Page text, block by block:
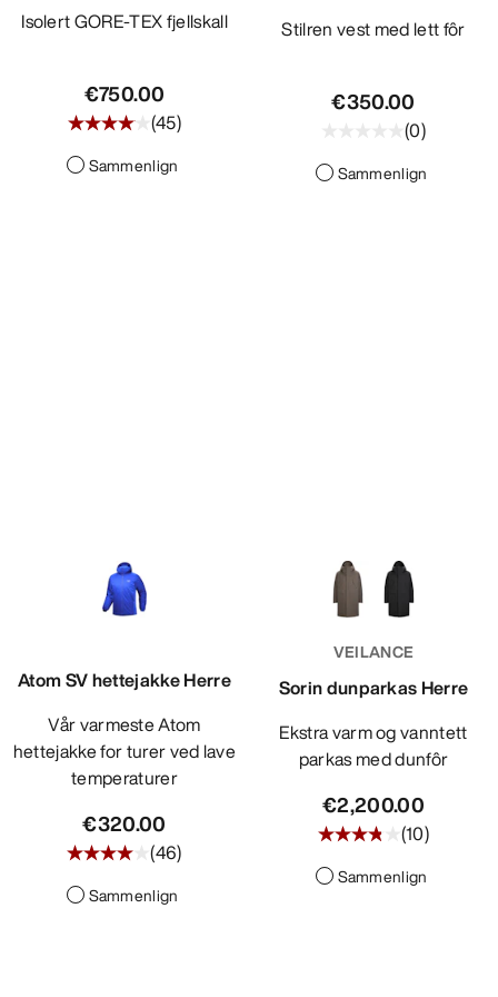
Isolert GORE-TEX fjellskall
€750.00
(45)
Sammenlign
Stilren vest med lett fôr
€350.00
(0)
Sammenlign
Atom SV hettejakke Herre
Vår varmeste Atom
hettejakke for turer ved lave
temperaturer
€320.00
(46)
Sammenlign
VEILANCE
Sorin dunparkas Herre
Ekstra varm og vanntett
parkas med dunfôr
€2,200.00
(10)
Sammenlign